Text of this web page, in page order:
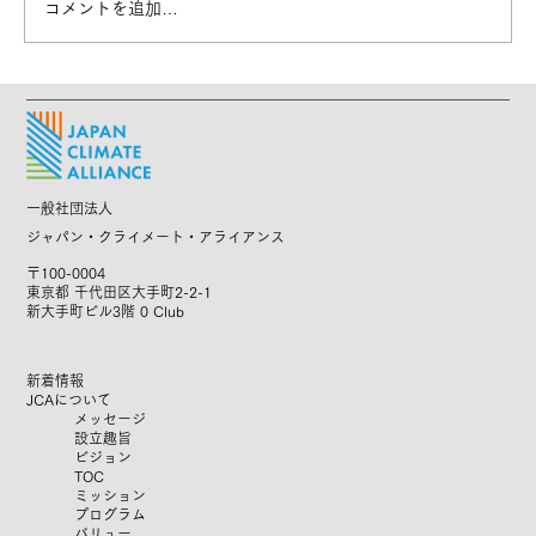
【募集終了】CLPリーガル人材に向けた
オンライン説明会を実施します！
コメントを追加…
一般社団法人
ジャパン・クライメート・アライアンス
〒100-0004
東京都 千代田区大手町2-2-1
新大手町ビル3階 0 Club
新着情報
JCAについて
メッセージ
設立趣旨
ビジョン
TOC
ミッション
プログラム